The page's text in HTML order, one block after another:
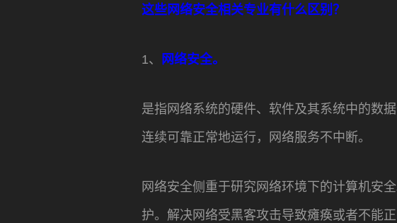
这些网络安全相关专业有什么区别？
1、 网络安全。
是指网络系统的硬件、软件及其系统中的数
连续可靠正常地运行，网络服务不中断。
网络安全侧重于研究网络环境下的计算机安
护。解决网络受黑客攻击导致瘫痪或者不能正